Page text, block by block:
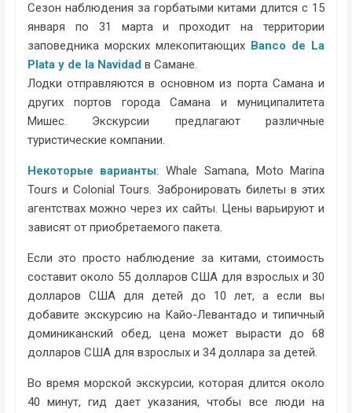
Сезон наблюдения за горбатыми китами длится с 15
января по 31 марта и проходит на территории
заповедника морских млекопитающих Banco de La
Plata y de la Navidadв Самане.
Лодки отправляются в основном из порта Самана и
других портов города Самана и муниципалитета
Мишес. Экскурсии предлагают различные
туристические компании.
Некоторые варианты: Whale Samana, Moto Marina
Tours и Colonial Tours. Забронировать билеты в этих
агентствах можно через их сайты. Цены варьируют и
зависят от приобретаемого пакета.
Если это просто наблюдение за китами, стоимость
составит около 55 долларов США для взрослых и 30
долларов США для детей до 10 лет, а если вы
добавите экскурсию на Кайо-Левантадо и типичный
доминиканский обед, цена может вырасти до 68
долларов США для взрослых и 34 доллара за детей.
Во время морской экскурсии, которая длится около
40 минут, гид дает указания, чтобы все люди на